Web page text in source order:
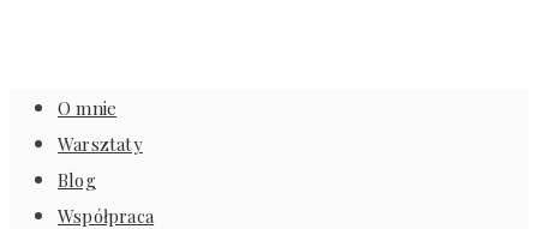
O mnie
Warsztaty
Blog
Współpraca